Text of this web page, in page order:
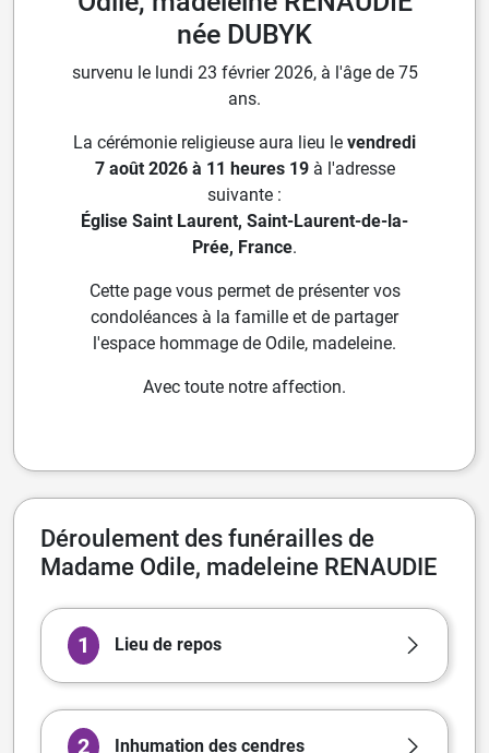
née DUBYK
survenu le lundi 23 février 2026, à l'âge de 75
ans.
La cérémonie religieuse aura lieu le vendredi
7 août 2026 à 11 heures 19à l'adresse
suivante :
Église Saint Laurent, Saint-Laurent-de-la-
Prée, France.
Cette page vous permet de présenter vos
condoléances à la famille et de partager
l'espace hommage de Odile, madeleine.
Avec toute notre affection.
Déroulement des funérailles de
Madame Odile, madeleine RENAUDIE
1 Lieu de repos
2 Inhumation des cendres